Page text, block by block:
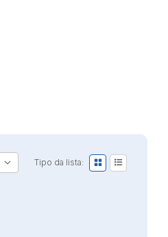
Tipo da lista: